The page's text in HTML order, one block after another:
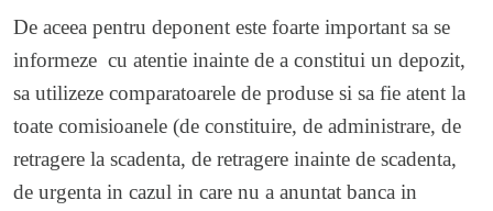
De aceea pentru deponent este foarte important sa se
informeze cu atentie inainte de a constitui un depozit,
sa utilizeze comparatoarele de produse si sa fie atent la
toate comisioanele (de constituire, de administrare, de
retragere la scadenta, de retragere inainte de scadenta,
de urgenta in cazul in care nu a anuntat banca in